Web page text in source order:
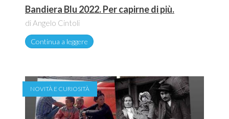
Bandiera Blu 2022. Per capirne di più.
di Angelo Cintoli
Continua a leggere
NOVITÀ E CURIOSITÀ